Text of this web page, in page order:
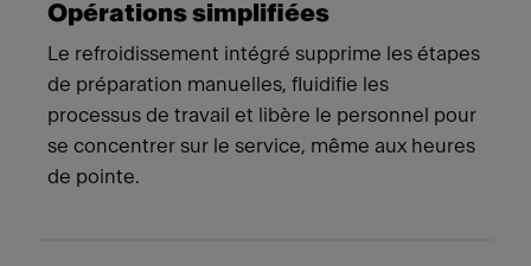
Opérations simplifiées
Le refroidissement intégré supprime les étapes
de préparation manuelles, fluidifie les
processus de travail et libère le personnel pour
se concentrer sur le service, même aux heures
de pointe.